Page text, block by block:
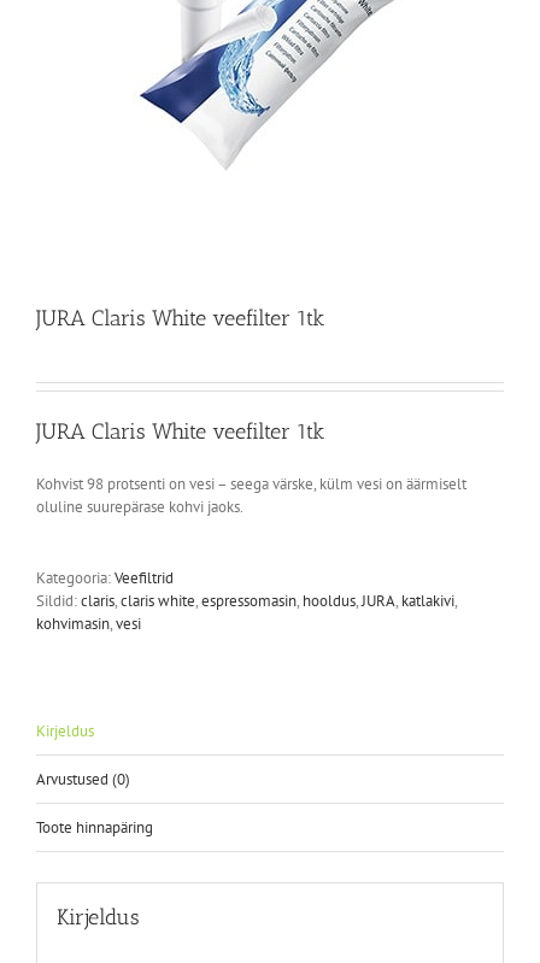
JURA Claris White veefilter 1tk
JURA Claris White veefilter 1tk
Kohvist 98 protsenti on vesi – seega värske, külm vesi on äärmiselt
oluline suurepärase kohvi jaoks.
Kategooria:Veefiltrid
Sildid:claris,claris white,espressomasin, hooldus,JURA, katlakivi,
kohvimasin,vesi
Kirjeldus
Arvustused (0)
Toote hinnapäring
Kirjeldus